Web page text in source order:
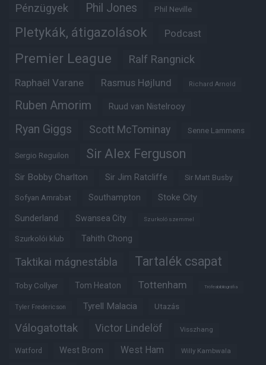
Pénzügyek Phil Jones Phil Neville
Pletykák, átigazolások Podcast
Premier League Ralf Rangnick
Raphaël Varane Rasmus Højlund Richard Arnold
Ruben Amorim Ruud van Nistelrooy
Ryan Giggs Scott McTominay Senne Lammens
Sergio Reguilon Sir Alex Ferguson
Sir Bobby Charlton Sir Jim Ratcliffe Sir Matt Busby
Sofyan Amrabat Southampton Stoke City
Sunderland Swansea City Szurkoló szemmel
Szurkolói klub Tahith Chong
Taktikai mágnestábla Tartalék csapat
Toby Collyer Tom Heaton Tottenham Trófeabibliográfia
Tyler Fredericson Tyrell Malacia Utazás
Válogatottak Victor Lindelöf Visszhang
Watford West Brom West Ham Willy Kambwala